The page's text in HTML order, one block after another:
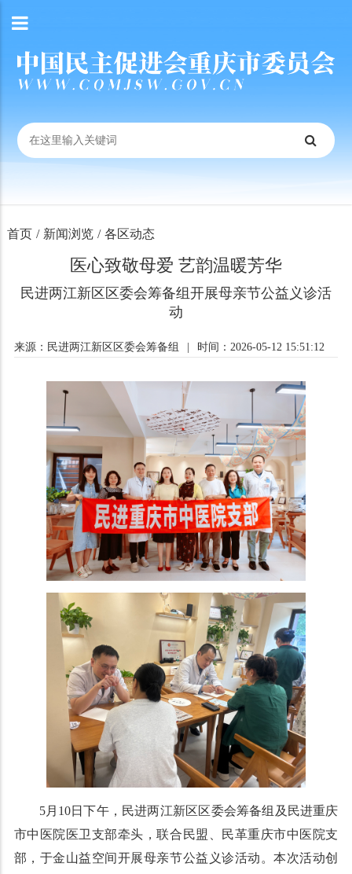
首页 / 新闻浏览 / 各区动态
医心致敬母爱 艺韵温暖芳华
民进两江新区区委会筹备组开展母亲节公益义诊活
动
来源：民进两江新区区委会筹备组 时间：2026-05-12 15:51:12
5月10日下午，民进两江新区区委会筹备组及民进重庆
市中医院医卫支部牵头，联合民盟、民革重庆市中医院支
部，于金山益空间开展母亲节公益义诊活动。本次活动创